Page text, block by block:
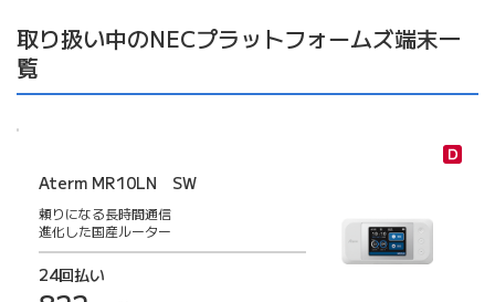
取り扱い中のNECプラットフォームズ端末一
覧
Aterm MR10LN SW
頼りになる長時間通信
進化した国産ルーター
24回払い